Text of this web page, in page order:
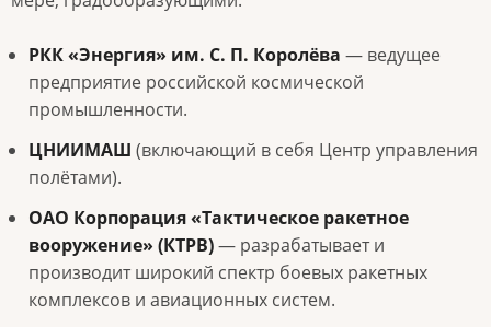
РКК «Энергия» им. C. П. Королёва — ведущее
предприятие российской космической
промышленности.
ЦНИИМАШ (включающий в себя Центр управления
полётами).
ОАО Корпорация «Тактическое ракетное
вооружение» (КТРВ)— разрабатывает и
производит широкий спектр боевых ракетных
комплексов и авиационных систем.